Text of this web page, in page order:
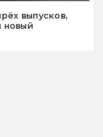
выпусков,
новый